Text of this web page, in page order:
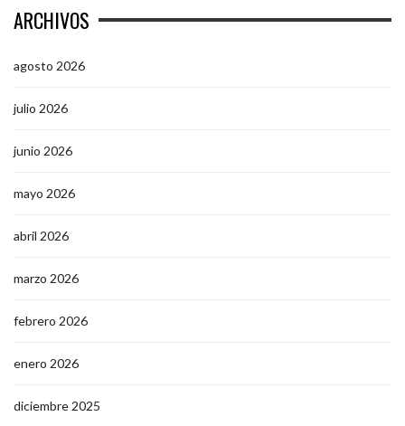
ARCHIVOS
agosto 2026
julio 2026
junio 2026
mayo 2026
abril 2026
marzo 2026
febrero 2026
enero 2026
diciembre 2025